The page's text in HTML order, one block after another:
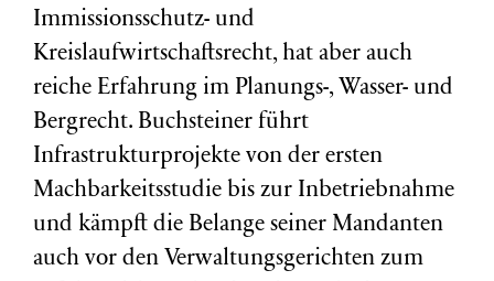
Immissionsschutz- und
Kreislaufwirtschaftsrecht, hat aber auch
reiche Erfahrung im Planungs-, Wasser- und
Bergrecht. Buchsteiner führt
Infrastrukturprojekte von der ersten
Machbarkeitsstudie bis zur Inbetriebnahme
und kämpft die Belange seiner Mandanten
auch vor den Verwaltungsgerichten zum